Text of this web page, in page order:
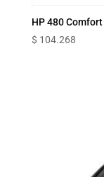
HP 480
$ 104.268